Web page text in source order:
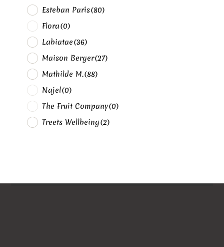
Esteban París(80)
Flora(0)
Labiatae(36)
Maison Berger(27)
Mathilde M.(88)
Najel(0)
The Fruit Company(0)
Treets Wellbeing(2)